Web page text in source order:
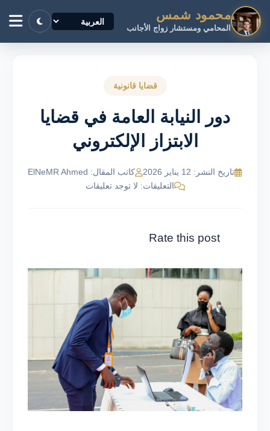
محمود شمس
المحامي ومستشار زواج الأجانب
قضايا قانونية
دور النيابة العامة في قضايا
الابتزاز الإلكتروني
تاريخ النشر: 12 يناير 2026
كاتب المقال: ElNeMR Ahmed
التعليقات: لا توجد تعليقات
Rate this post